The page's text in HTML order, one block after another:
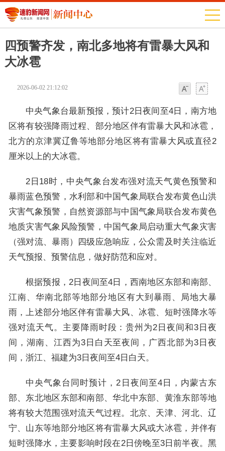
四预警齐发，南北多地将有雷暴大风和
大冰雹
2026-06-02 21:12:02
中央气象台最新预报，预计2日夜间至4日，南方地
区将有较强降雨过程、部分地区伴有雷暴大风和冰雹，
北方的京津冀辽鲁等地部分地区将有雷暴大风或直径2
厘米以上的大冰雹。
2日18时，中央气象台发布强对流天气黄色预警和
暴雨蓝色预警，水利部和中国气象局联合发布黄色山洪
灾害气象预警，自然资源部与中国气象局联合发布黄色
地质灾害气象风险预警，中国气象局启动重大气象灾害
（强对流、暴雨）四级应急响应，公众需及时关注临近
天气预报、预警信息，做好防范和应对。
根据预报，2日夜间至4日，西南地区东部和南部、
江南、华南北部等地部分地区有大到暴雨、局地大暴
雨，上述部分地区伴有雷暴大风、冰雹、短时强降水等
强对流天气。主要降雨时段：贵州为2日夜间和3日夜
间，湖南、江西为3日白天至夜间，广西北部为3日夜
间，浙江、福建为3日夜间至4日白天。
中央气象台同时预计，2日夜间至4日，内蒙古东
部、东北地区东部和南部、华北中东部、黄淮东部等地
将有较大范围强对流天气过程。北京、天津、河北、辽
宁、山东等地部分地区将有雷暴大风或大冰雹，并伴有
短时强降水，主要影响时段在2日傍晚至3日前半夜。黑